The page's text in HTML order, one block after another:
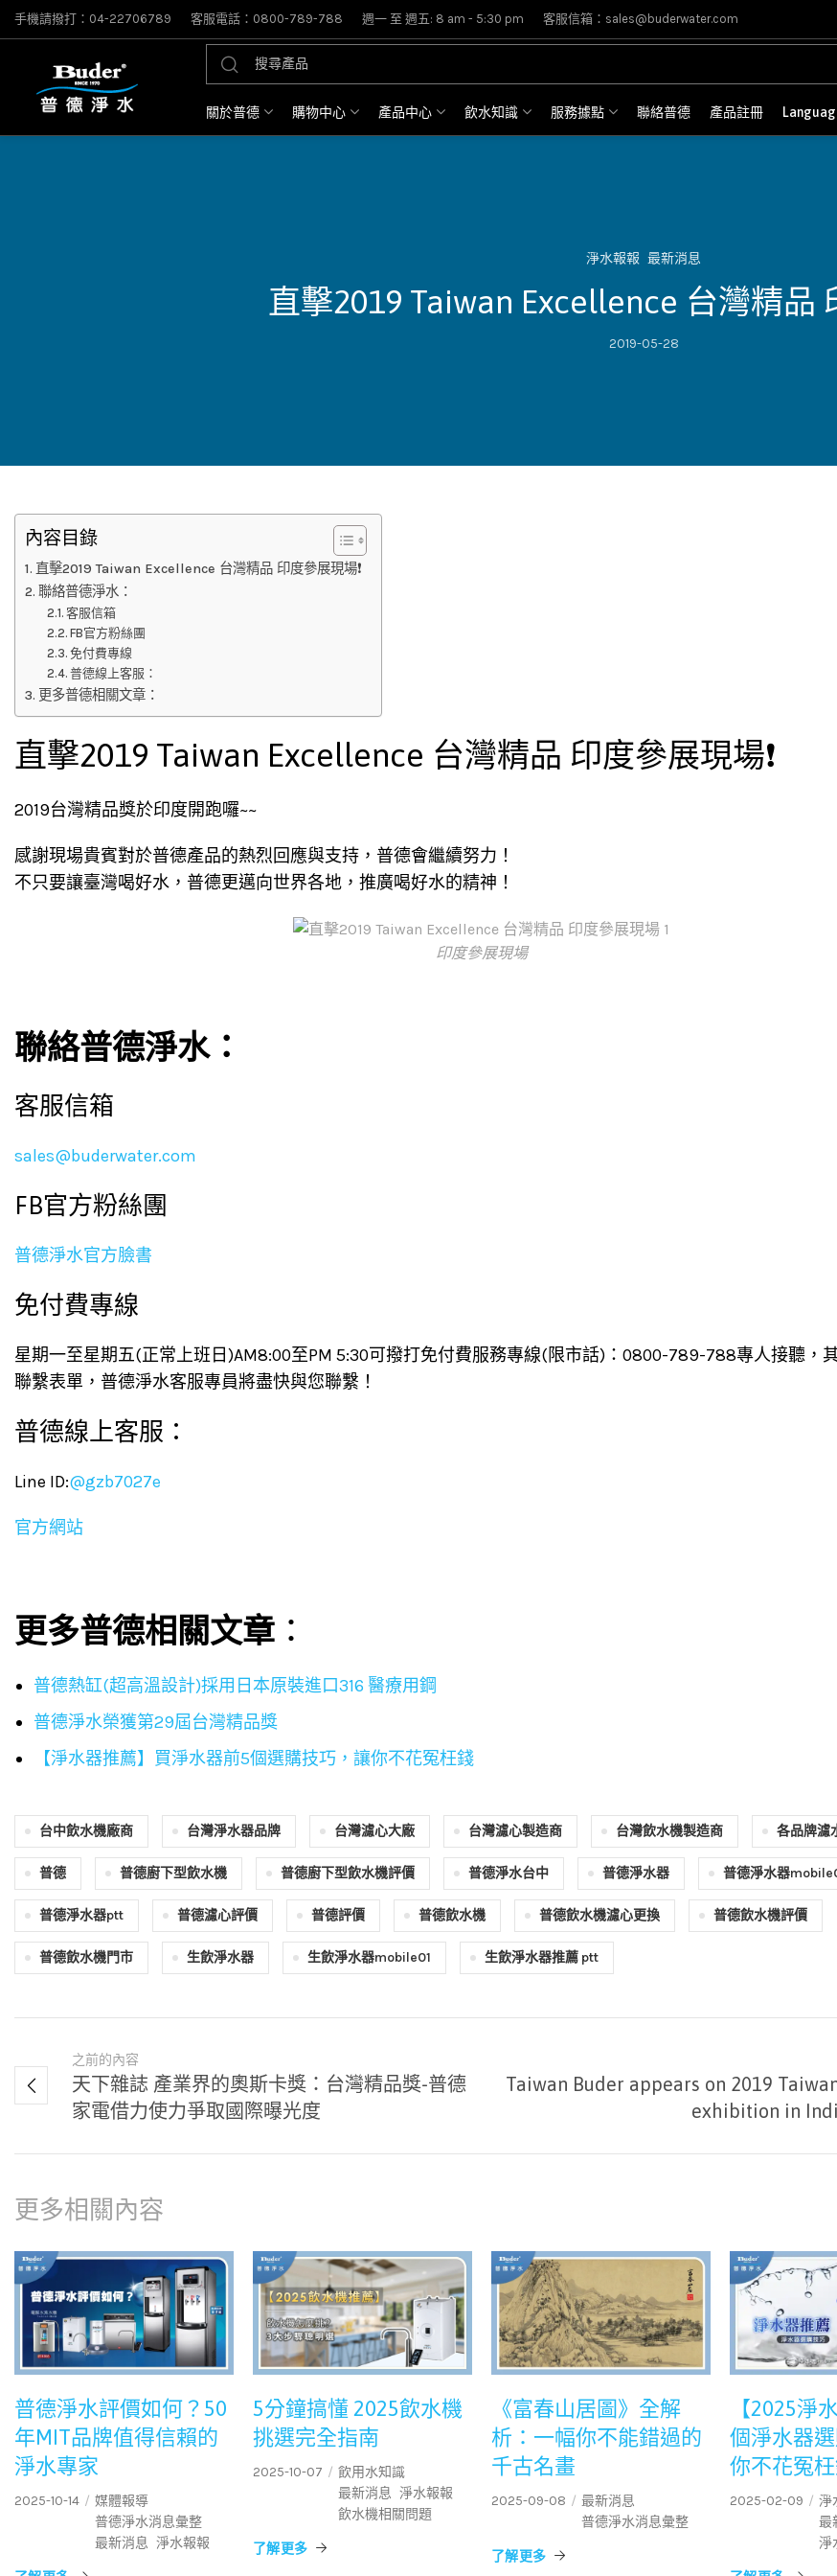
手機請撥打：04-22706789 客服電話：0800-789-788 週一 至 週五: 8 am - 5:30 pm 客服信箱：sales@buderwater.com
關於普德 購物中心 產品中心 飲水知識 服務據點 聯絡普德 產品註冊
淨水報報 最新消息
直擊2019 Taiwan Excellence 台灣精品
2019-05-28
內容目錄
直擊2019 Taiwan Excellence 台灣精品 印度參展現場❗
聯絡普德淨水：
客服信箱
FB官方粉絲團
免付費專線
普德線上客服：
更多普德相關文章：
直擊2019 Taiwan Excellence 台灣精品 印度參展現場❗
2019台灣精品獎於印度開跑囉~~
感謝現場貴賓對於普德產品的熱烈回應與支持，普德會繼續努力！
不只要讓臺灣喝好水，普德更邁向世界各地，推廣喝好水的精神！
印度參展現場
聯絡普德淨水：
客服信箱
sales@buderwater.com
FB官方粉絲團
普德淨水官方臉書
免付費專線
星期一至星期五(正常上班日)AM8:00至PM 5:30可撥打免付費服務專線(限市話)：0800-789-788專人接聽，
聯繫表單，普德淨水客服專員將盡快與您聯繫！
普德線上客服：
Line ID:@gzb7027e
官方網站
更多普德相關文章 ：
普德熱缸(超高溫設計)採用日本原裝進口316 醫療用鋼
普德淨水榮獲第29屆台灣精品獎
【淨水器推薦】買淨水器前5個選購技巧，讓你不花冤枉錢
台中飲水機廠商 台灣淨水器品牌 台灣濾心大廠 台灣濾心製造商 台灣飲水機製造商 各品牌濾
普德 普德廚下型飲水機 普德廚下型飲水機評價 普德淨水台中 普德淨水器 普德淨水器
普德淨水器ptt 普德濾心評價 普德評價 普德飲水機 普德飲水機濾心更換 普德飲水機評價
普德飲水機門市 生飲淨水器 生飲淨水器mobile01 生飲淨水器推薦 ptt
之前的內容
天下雜誌 產業界的奧斯卡獎：台灣精品獎-普德
家電借力使力爭取國際曝光度
Taiwan Buder appears on 2019
exhibition in
更多相關內容
普德淨水評價如何？50
年MIT品牌值得信賴的
淨水專家
2025-10-14
媒體報導
普德淨水消息彙整
最新消息 淨水報報
5分鐘搞懂 2025飲水機
挑選完全指南
2025-10-07
飲用水知識
最新消息 淨水報報
飲水機相關問題
了解更多
《富春山居圖》全解
析：一幅你不能錯過的
千古名畫
2025-09-08
最新消息
普德淨水消息彙整
了解更多
【2025淨
個淨水器
你不花冤
2025-02-09
淨
最
淨